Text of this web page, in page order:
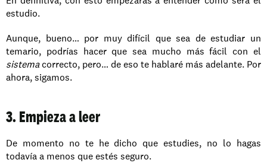
estudio.
Aunque, bueno… por muy difícil que sea de estudiar un
sistema correcto, pero… de eso te hablaré más adelante. Por
ahora, sigamos.
3. Empieza a leer
De momento no te he dicho que estudies, no lo hagas
todavía a menos que estés seguro.